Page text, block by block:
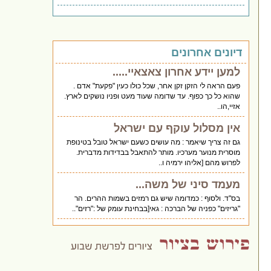
דיונים אחרונים
למען יידע אחרון צאצאיי.....
פעם הראה לי הזקן זקן אחר, שכל כולו כעין "פקעת" אדם .
שהוא כל כך כפוף. עד שדומה שעוד מעט ופניו נושקים לארץ.
אזיי,הו..
אין מסלול עוקף עם ישראל
גם זה צריך שיאמר : מה עושים כשעם ישראל טובל בטינופת
מוסרית מנוער מערכיו. מותר להתאבל בבדידות מדברית.
לפרוש מהם [אליהו ירמיה ו..
מעמד סיני של משה...
בס"ד. ולסוף : כמדומה שיש גם רמזים בשמות ההרים. הר
"גריזים" כפניה של הברכה : גאי[בבחינת עומק של :"רזים"..